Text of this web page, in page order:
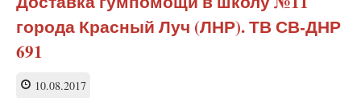
для
детей
города Красный Луч (ЛНР). ТВ СВ-ДНР
691
10.08.2017